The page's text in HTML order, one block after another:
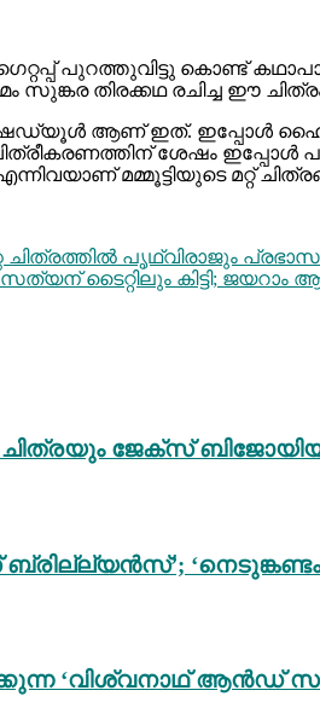
പുറത്തുവിട്ടു കൊണ്ട്
സുങ്കര തിരക്കഥ രചിച്ച
ഷെഡ്യൂൾ ആണ് ഇത്. ഇപ്പോൾ
ശേഷം
മമ്മൂട്ടിയുടെ മറ്റ്
പൃഥ്വിരാജും
സത്യന് ടൈറ്റിലും കിട്ടി;
ചിത്രയും ജേക്സ്
‘നെടുങ്കണ്ടം
‘വിശ്വനാഥ് ആൻഡ്